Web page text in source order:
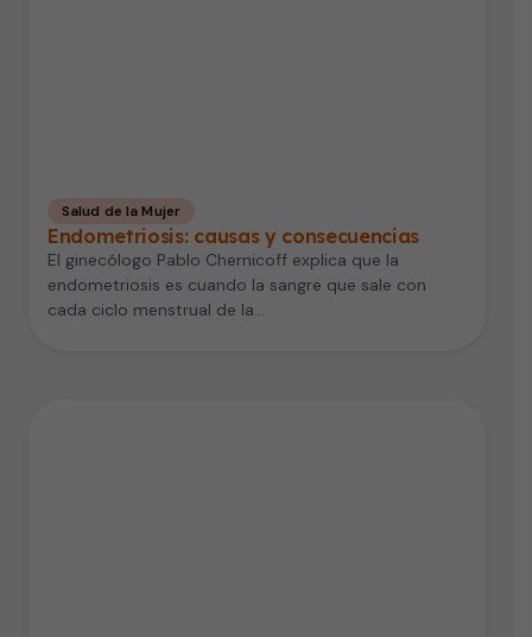
Salud de la Mujer
Endometriosis: causas y consecuencias
El ginecólogo Pablo Chernicoff explica que la
endometriosis es cuando la sangre que sale con
cada ciclo menstrual de la…